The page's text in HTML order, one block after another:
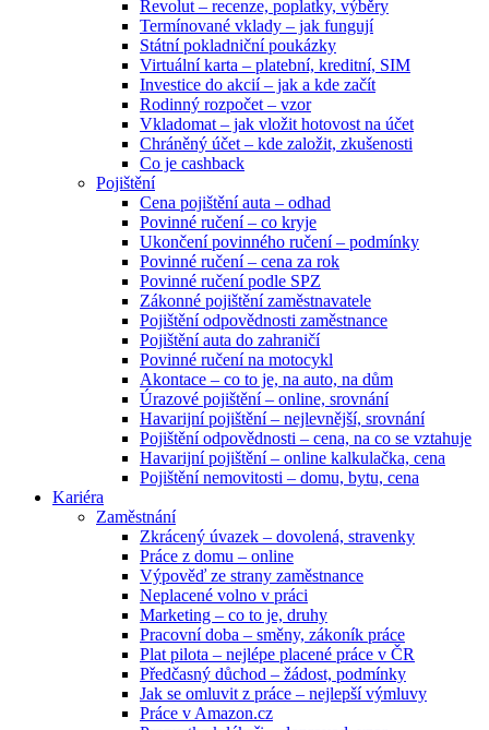
Revolut – recenze, poplatky, výběry
Termínované vklady – jak fungují
Státní pokladniční poukázky
Virtuální karta – platební, kreditní, SIM
Investice do akcií – jak a kde začít
Rodinný rozpočet – vzor
Vkladomat – jak vložit hotovost na účet
Chráněný účet – kde založit, zkušenosti
Co je cashback
Pojištění
Cena pojištění auta – odhad
Povinné ručení – co kryje
Ukončení povinného ručení – podmínky
Povinné ručení – cena za rok
Povinné ručení podle SPZ
Zákonné pojištění zaměstnavatele
Pojištění odpovědnosti zaměstnance
Pojištění auta do zahraničí
Povinné ručení na motocykl
Akontace – co to je, na auto, na dům
Úrazové pojištění – online, srovnání
Havarijní pojištění – nejlevnější, srovnání
Pojištění odpovědnosti – cena, na co se vztahuje
Havarijní pojištění – online kalkulačka, cena
Pojištění nemovitosti – domu, bytu, cena
Kariéra
Zaměstnání
Zkrácený úvazek – dovolená, stravenky
Práce z domu – online
Výpověď ze strany zaměstnance
Neplacené volno v práci
Marketing – co to je, druhy
Pracovní doba – směny, zákoník práce
Plat pilota – nejlépe placené práce v ČR
Předčasný důchod – žádost, podmínky
Jak se omluvit z práce – nejlepší výmluvy
Práce v Amazon.cz